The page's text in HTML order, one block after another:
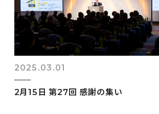
2025.03.01
2月15日 第27回 感謝の集い